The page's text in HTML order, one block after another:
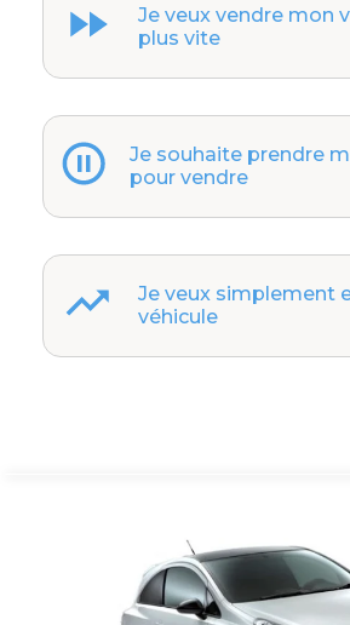
Je veux vendre mon
plus vite
Je souhaite prendre
pour vendre
Je veux simplement
véhicule